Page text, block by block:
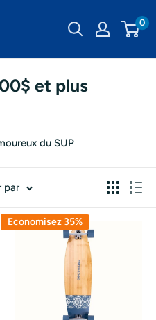
0
et plus
du SUP
par
Economisez 35%